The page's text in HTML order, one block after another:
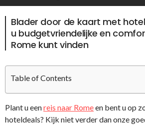
Blader door de kaart met
u budgetvriendelijke en
Rome kunt vinden
Table of Contents
Plant u eenreis naar Romeen bent u op
hoteldeals? Kijk niet verder dan onze